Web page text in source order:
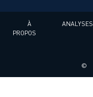
À
PROPOS
ANALYSES
©